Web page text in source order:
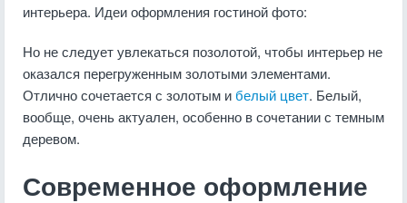
интерьера. Идеи оформления гостиной фото:
Но не следует увлекаться позолотой, чтобы интерьер не
оказался перегруженным золотыми элементами.
Отлично сочетается с золотым ибелый цвет. Белый,
вообще, очень актуален, особенно в сочетании с темным
деревом.
Современное оформление